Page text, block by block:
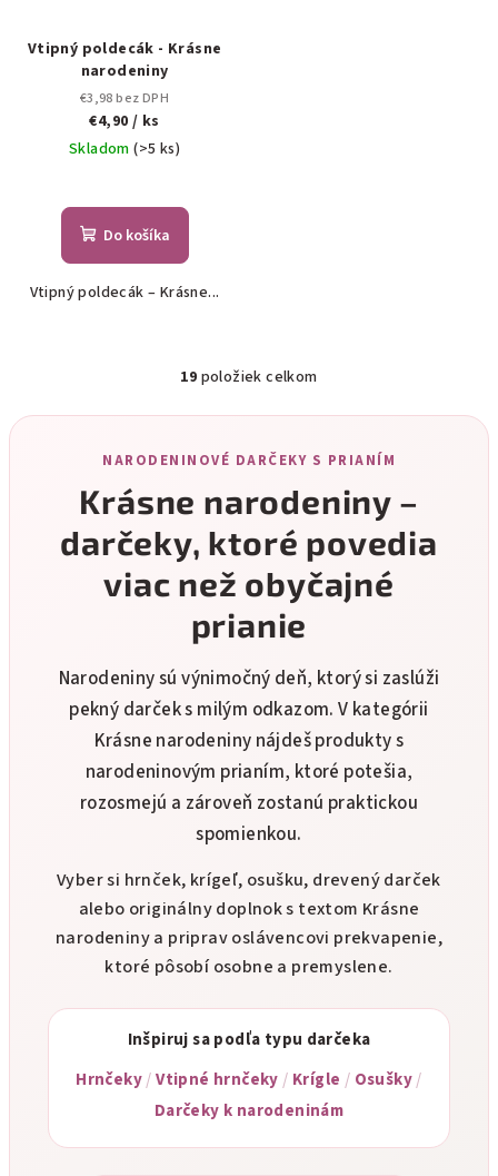
Vtipný poldecák - Krásne
narodeniny
€3,98 bez DPH
€4,90 / ks
Skladom(>5 ks)
Do košíka
Vtipný poldecák – Krásne...
O
v
á
d
a
c
e
p
r
v
y
v
ý
p
s
u
19 položiek celkom
NARODENINOVÉ DARČEKY S PRIANÍM
Krásne narodeniny –
darčeky, ktoré povedia
viac než obyčajné
prianie
Narodeniny sú výnimočný deň, ktorý si zaslúži
pekný darček s milým odkazom. V kategórii
Krásne narodeniny nájdeš produkty s
narodeninovým prianím, ktoré potešia,
rozosmejú a zároveň zostanú praktickou
spomienkou.
Vyber si hrnček, krígeľ, osušku, drevený darček
alebo originálny doplnok s textom Krásne
narodeniny a priprav oslávencovi prekvapenie,
ktoré pôsobí osobne a premyslene.
Inšpiruj sa podľa typu darčeka
Hrnčeky/Vtipné hrnčeky / Krígle / Osušky/
Darčeky k narodeninám